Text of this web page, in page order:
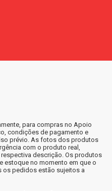
para compras no Apoio
condições de pagamento e
prévio. As fotos dos produtos
com o produto real,
descrição. Os produtos
estoque no momento em que o
os pedidos estão sujeitos a